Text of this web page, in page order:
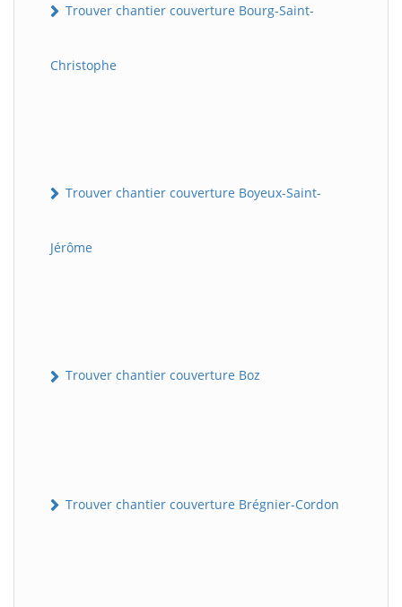
Trouver chantier couverture Bourg-Saint-
Christophe
Trouver chantier couverture Boyeux-Saint-
Jérôme
Trouver chantier couverture Boz
Trouver chantier couverture Brégnier-Cordon